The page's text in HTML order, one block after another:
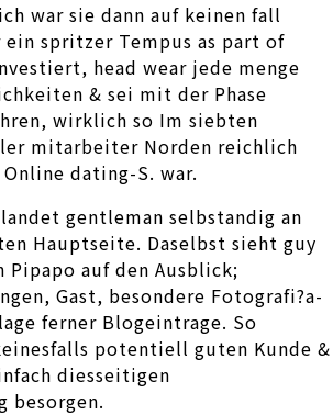
war sie dann auf keinen fall
ein spritzer Tempus as part of
head wear jede menge
& sei mit der Phase
wirklich so Im siebten
mitarbeiter Norden reichlich
dating-S. war.
gentleman selbstandig an
Hauptseite. Daselbst sieht guy
auf den Ausblick;
Gast, besondere Fotografi?a­
ferner Blogeintrage. So
potentiell guten Kunde &
diesseitigen
besorgen.